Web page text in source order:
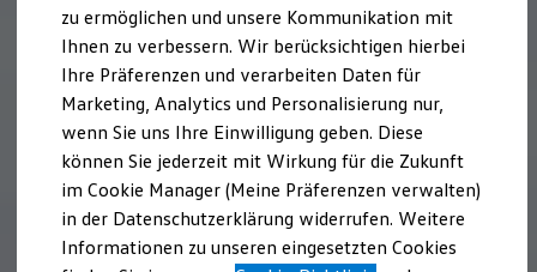
Nutzfahrzeuge
SUV und CUV
Familienautos
Kombis
Kompaktwagen
Sportwagen
Schnell verfügbare Fahrzeuge
Angebote und Produkte
Aktuelle Angebote
E-Auto-Förderung
Volkswagen Marktplatz
Die ENERGY Sondermodelle
zu ermöglichen und unsere Kommunikation mit
Ihnen zu verbessern. Wir berücksichtigen hierbei
Ihre Präferenzen und verarbeiten Daten für
Marketing, Analytics und Personalisierung nur,
wenn Sie uns Ihre Einwilligung geben. Diese
können Sie jederzeit mit Wirkung für die Zukunft
im Cookie Manager (Meine Präferenzen verwalten)
in der Datenschutzerklärung widerrufen. Weitere
Informationen zu unseren eingesetzten Cookies